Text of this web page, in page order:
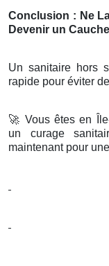
Conclusion : Ne
Devenir un
Un sanitaire hors
rapide pour éviter
🚀 Vous êtes en
un curage
maintenant pour